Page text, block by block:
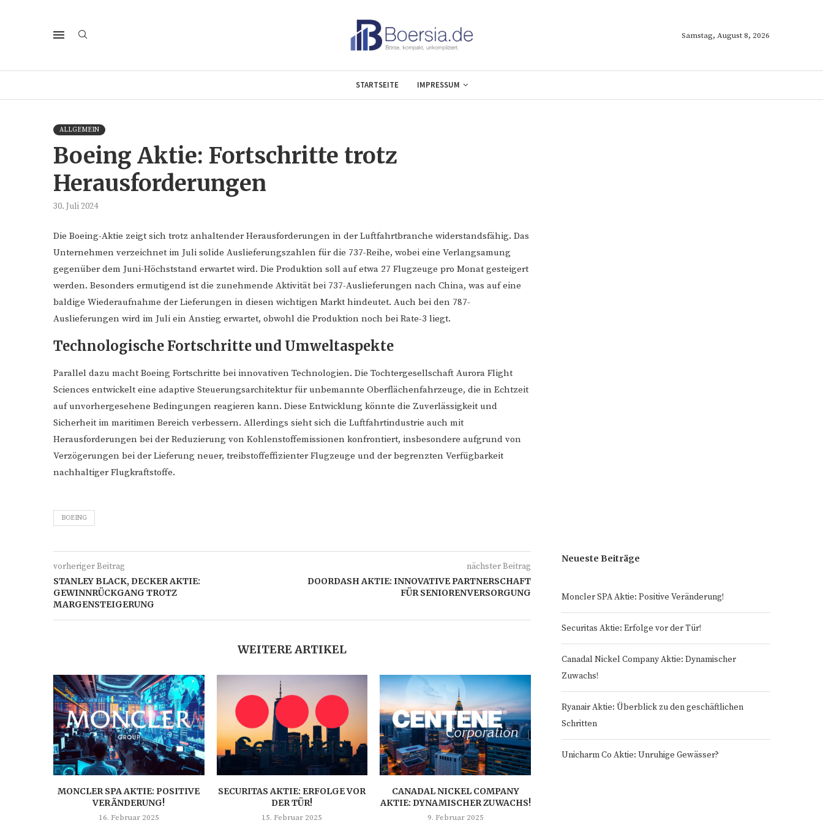
Samstag, August 8, 2026
STARTSEITE IMPRESSUM
ALLGEMEIN
Boeing Aktie: Fortschritte trotz
Herausforderungen
30. Juli 2024
Die Boeing-Aktie zeigt sich trotz anhaltender Herausforderungen in der Luftfahrtbranche widerstandsfähig. Das
Unternehmen verzeichnet im Juli solide Auslieferungszahlen für die 737-Reihe, wobei eine Verlangsamung
gegenüber dem Juni-Höchststand erwartet wird. Die Produktion soll auf etwa 27 Flugzeuge pro Monat gesteigert
werden. Besonders ermutigend ist die zunehmende Aktivität bei 737-Auslieferungen nach China, was auf eine
baldige Wiederaufnahme der Lieferungen in diesen wichtigen Markt hindeutet. Auch bei den 787-
Auslieferungen wird im Juli ein Anstieg erwartet, obwohl die Produktion noch bei Rate-3 liegt.
Technologische Fortschritte und Umweltaspekte
Parallel dazu macht Boeing Fortschritte bei innovativen Technologien. Die Tochtergesellschaft Aurora Flight
Sciences entwickelt eine adaptive Steuerungsarchitektur für unbemannte Oberflächenfahrzeuge, die in Echtzeit
auf unvorhergesehene Bedingungen reagieren kann. Diese Entwicklung könnte die Zuverlässigkeit und
Sicherheit im maritimen Bereich verbessern. Allerdings sieht sich die Luftfahrtindustrie auch mit
Herausforderungen bei der Reduzierung von Kohlenstoffemissionen konfrontiert, insbesondere aufgrund von
Verzögerungen bei der Lieferung neuer, treibstoffeffizienter Flugzeuge und der begrenzten Verfügbarkeit
nachhaltiger Flugkraftstoffe.
BOEING
vorheriger Beitrag
STANLEY BLACK, DECKER AKTIE:
GEWINNRÜCKGANG TROTZ
MARGENSTEIGERUNG
nächster Beitrag
DOORDASH AKTIE: INNOVATIVE PARTNERSCHAFT
FÜR SENIORENVERSORGUNG
WEITERE ARTIKEL
MONCLER SPA AKTIE: POSITIVE
VERÄNDERUNG!
16. Februar 2025
SECURITAS AKTIE: ERFOLGE VOR
DER TÜR!
15. Februar 2025
CANADAL NICKEL COMPANY
AKTIE: DYNAMISCHER ZUWACHS!
9. Februar 2025
Neueste Beiträge
Moncler SPA Aktie: Positive Veränderung!
Securitas Aktie: Erfolge vor der Tür!
Canadal Nickel Company Aktie: Dynamischer
Zuwachs!
Ryanair Aktie: Überblick zu den geschäftlichen
Schritten
Unicharm Co Aktie: Unruhige Gewässer?